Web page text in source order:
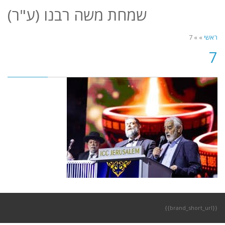
שמחת משה רבנו (ע"ר)
ראשי »
»
7
7
{{brand_short_url}}